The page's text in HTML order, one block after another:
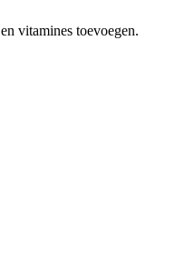
vitamines toevoegen.